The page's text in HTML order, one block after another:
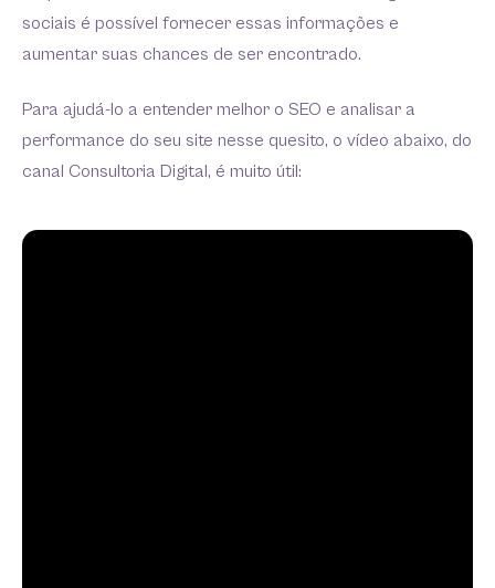
sociais é possível fornecer essas informações e
aumentar suas chances de ser encontrado.
Para ajudá-lo a entender melhor o SEO e analisar a
performance do seu site nesse quesito, o vídeo abaixo, do
canal Consultoria Digital, é muito útil: